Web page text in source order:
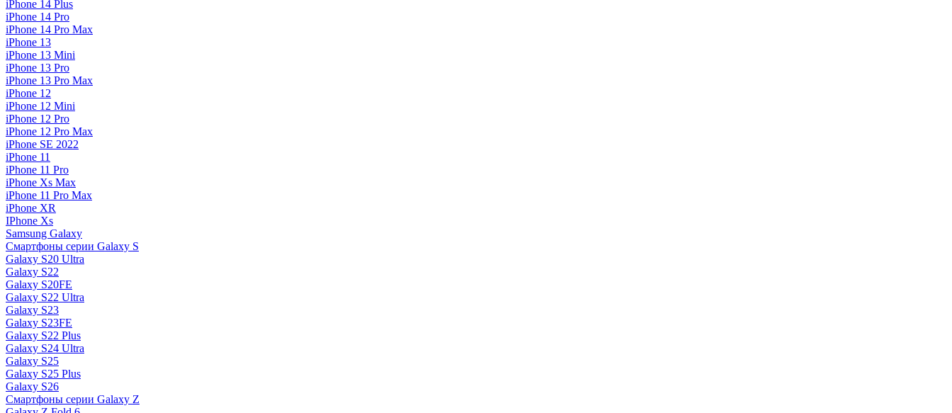
iPhone 14 Plus
iPhone 14 Pro
iPhone 14 Pro Max
iPhone 13
iPhone 13 Mini
iPhone 13 Pro
iPhone 13 Pro Max
iPhone 12
iPhone 12 Mini
iPhone 12 Pro
iPhone 12 Pro Max
iPhone SE 2022
iPhone 11
iPhone 11 Pro
iPhone Xs Max
iPhone 11 Pro Max
iPhone XR
IPhone Xs
Samsung Galaxy
Смартфоны серии Galaxy S
Galaxy S20 Ultra
Galaxy S22
Galaxy S20FE
Galaxy S22 Ultra
Galaxy S23
Galaxy S23FE
Galaxy S22 Plus
Galaxy S24 Ultra
Galaxy S25
Galaxy S25 Plus
Galaxy S26
Смартфоны серии Galaxy Z